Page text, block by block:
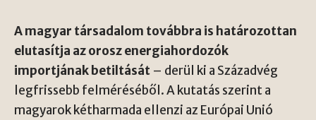
A magyar társadalom továbbra is határozottan
elutasítja az orosz energiahordozók
importjának betiltását – derül ki a Századvég
legfrissebb felméréséből. A kutatás szerint a
magyarok kétharmada ellenzi az Európai Unió